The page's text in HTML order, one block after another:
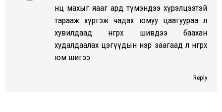
нөөц махыг яааг ард түмэндээ хүрэлцээтэй
тарааж хүргэж чадах юмуу цаагуураа л
хувилдаад өнгөрөх шивдээ баахан
худалдаалах цэгүүдын нэр заагаад л өнгөрөх
юм шигээ
Reply